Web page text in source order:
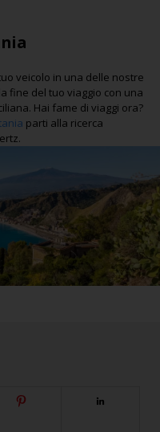
veicolo in una delle nostre
fine del tuo viaggio con una
Hai fame di viaggi ora?
parti alla ricerca